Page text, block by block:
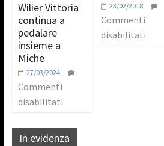
Wilier Vittoria
continua a
pedalare
insieme a
Miche
27/03/2024
Commenti
disabilitati
23/02/2018
Commenti
disabilitati
In evidenza